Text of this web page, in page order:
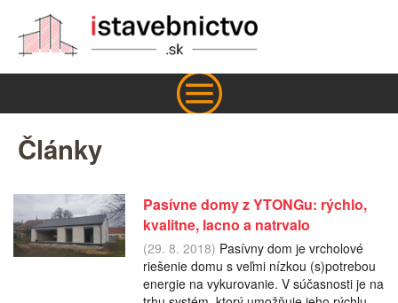
Články
Pasívne domy z YTONGu: rýchlo,
kvalitne, lacno a natrvalo
(29. 8. 2018) Pasívny dom je vrcholové
riešenie domu s veľmi nízkou (s)potrebou
energie na vykurovanie. V súčasnosti je na